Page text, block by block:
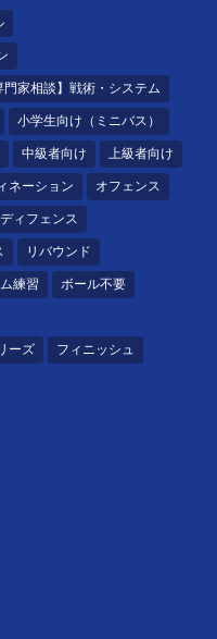
門家相談】戦術・システム
小学生向け（ミニバス）
中級者向け 上級者向け
ネーション オフェンス
ディフェンス
リバウンド
練習 ボール不要
ーズ フィニッシュ